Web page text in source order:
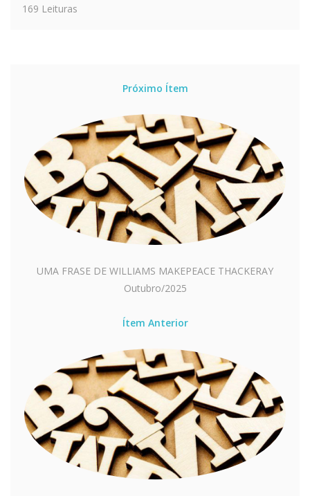
169 Leituras
Próximo Ítem
UMA FRASE DE WILLIAMS MAKEPEACE THACKERAY
Outubro/2025
Ítem Anterior